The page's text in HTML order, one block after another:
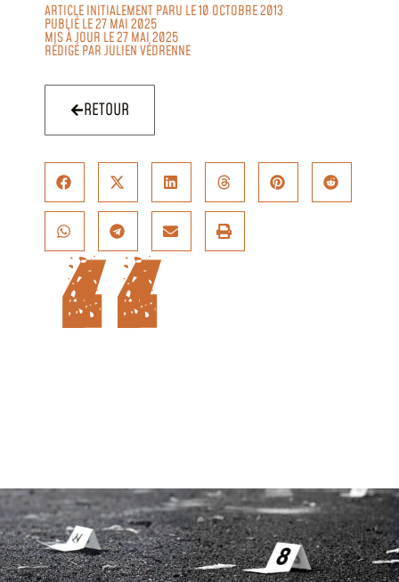
ARTICLE INITIALEMENT PARU LE 10 OCTOBRE 2013
PUBLIÉ LE 27 MAI 2025
MIS À JOUR LE 27 MAI 2025
RÉDIGÉ PARJULIEN VÉDRENNE
RETOUR